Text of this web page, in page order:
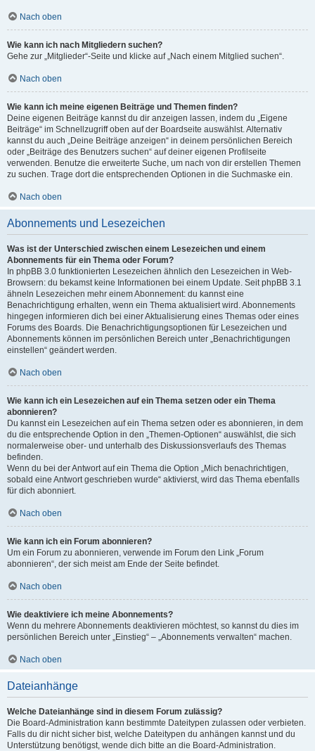
Nach oben
Wie kann ich nach Mitgliedern suchen?
Gehe zur „Mitglieder“-Seite und klicke auf „Nach einem Mitglied suchen“.
Nach oben
Wie kann ich meine eigenen Beiträge und Themen finden?
Deine eigenen Beiträge kannst du dir anzeigen lassen, indem du „Eigene
Beiträge“ im Schnellzugriff oben auf der Boardseite auswählst. Alternativ
kannst du auch „Deine Beiträge anzeigen“ in deinem persönlichen Bereich
oder „Beiträge des Benutzers suchen“ auf deiner eigenen Profilseite
verwenden. Benutze die erweiterte Suche, um nach von dir erstellen Themen
zu suchen. Trage dort die entsprechenden Optionen in die Suchmaske ein.
Nach oben
Abonnements und Lesezeichen
Was ist der Unterschied zwischen einem Lesezeichen und einem
Abonnements für ein Thema oder Forum?
In phpBB 3.0 funktionierten Lesezeichen ähnlich den Lesezeichen in Web-
Browsern: du bekamst keine Informationen bei einem Update. Seit phpBB 3.1
ähneln Lesezeichen mehr einem Abonnement: du kannst eine
Benachrichtigung erhalten, wenn ein Thema aktualisiert wird. Abonnements
hingegen informieren dich bei einer Aktualisierung eines Themas oder eines
Forums des Boards. Die Benachrichtigungsoptionen für Lesezeichen und
Abonnements können im persönlichen Bereich unter „Benachrichtigungen
einstellen“ geändert werden.
Nach oben
Wie kann ich ein Lesezeichen auf ein Thema setzen oder ein Thema
abonnieren?
Du kannst ein Lesezeichen auf ein Thema setzen oder es abonnieren, in dem
du die entsprechende Option in den „Themen-Optionen“ auswählst, die sich
normalerweise ober- und unterhalb des Diskussionsverlaufs des Themas
befinden.
Wenn du bei der Antwort auf ein Thema die Option „Mich benachrichtigen,
sobald eine Antwort geschrieben wurde“ aktivierst, wird das Thema ebenfalls
für dich abonniert.
Nach oben
Wie kann ich ein Forum abonnieren?
Um ein Forum zu abonnieren, verwende im Forum den Link „Forum
abonnieren“, der sich meist am Ende der Seite befindet.
Nach oben
Wie deaktiviere ich meine Abonnements?
Wenn du mehrere Abonnements deaktivieren möchtest, so kannst du dies im
persönlichen Bereich unter „Einstieg“ – „Abonnements verwalten“ machen.
Nach oben
Dateianhänge
Welche Dateianhänge sind in diesem Forum zulässig?
Die Board-Administration kann bestimmte Dateitypen zulassen oder verbieten.
Falls du dir nicht sicher bist, welche Dateitypen du anhängen kannst und du
Unterstützung benötigst, wende dich bitte an die Board-Administration.